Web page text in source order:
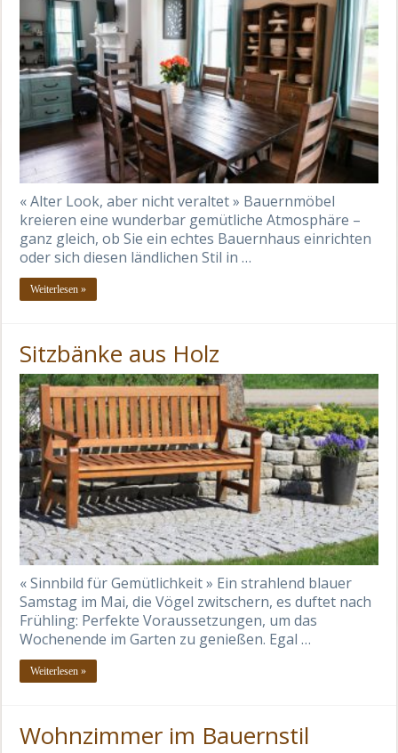
« Alter Look, aber nicht veraltet » Bauernmöbel
kreieren eine wunderbar gemütliche Atmosphäre –
ganz gleich, ob Sie ein echtes Bauernhaus einrichten
oder sich diesen ländlichen Stil in …
Weiterlesen »
Sitzbänke aus Holz
« Sinnbild für Gemütlichkeit » Ein strahlend blauer
Samstag im Mai, die Vögel zwitschern, es duftet nach
Frühling: Perfekte Voraussetzungen, um das
Wochenende im Garten zu genießen. Egal …
Weiterlesen »
Wohnzimmer im Bauernstil